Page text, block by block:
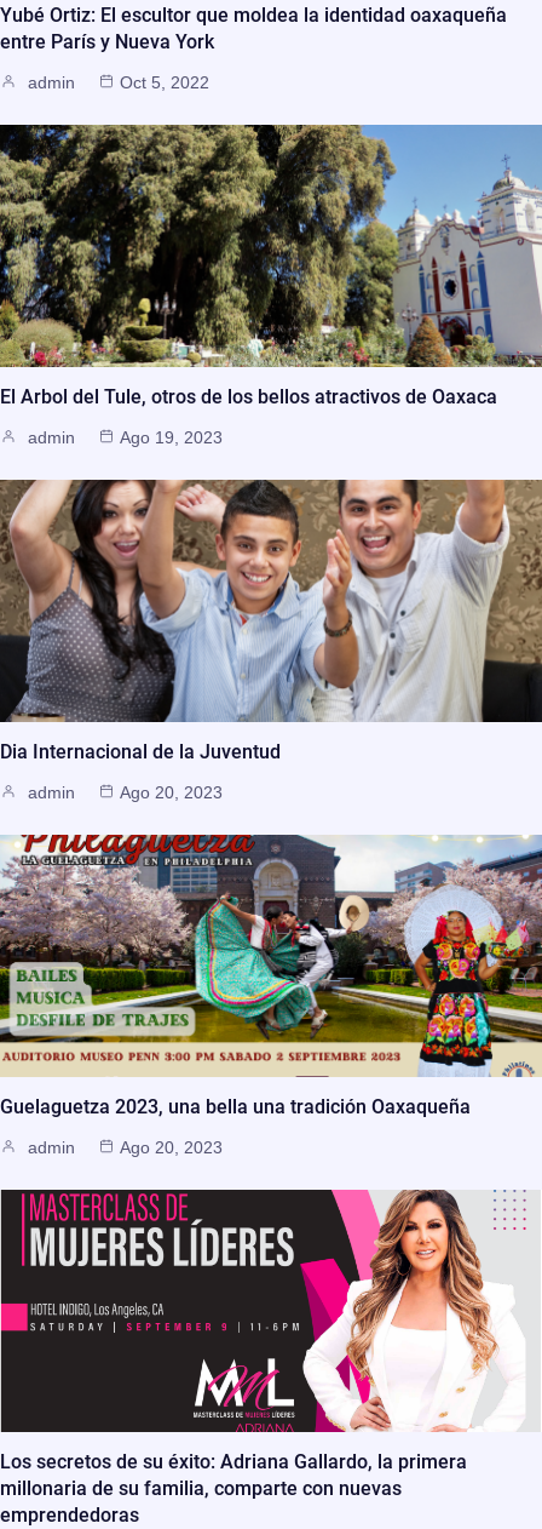
Yubé Ortiz: El escultor que moldea la identidad oaxaqueña
entre París y Nueva York
admin Oct 5, 2022
El Arbol del Tule, otros de los bellos atractivos de Oaxaca
admin Ago 19, 2023
Dia Internacional de la Juventud
admin Ago 20, 2023
Guelaguetza 2023, una bella una tradición Oaxaqueña
admin Ago 20, 2023
Los secretos de su éxito: Adriana Gallardo, la primera
millonaria de su familia, comparte con nuevas
emprendedoras